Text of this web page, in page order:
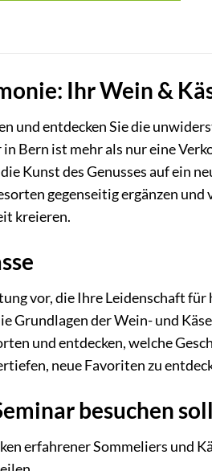
Ihr Wein &
und entdecken Sie die
Bern ist mehr als nur eine
Kunst des Genusses auf ein
gegenseitig ergänzen
kreieren.
vor, die Ihre Leidenschaft
Grundlagen der Wein- und
und entdecken, welche
neue Favoriten zu
besuchen
erfahrener Sommeliers und